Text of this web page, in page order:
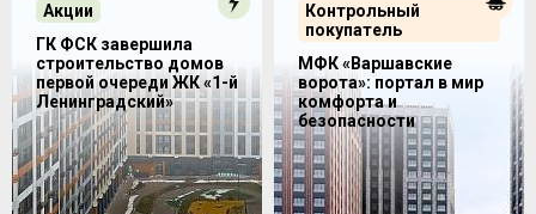
Контрольный
покупатель
МФК «Варшавские
ворота»: портал в мир
комфорта и
безопасности
Акции
ГК ФСК завершила
строительство домов
первой очереди ЖК «1-й
Ленинградский»